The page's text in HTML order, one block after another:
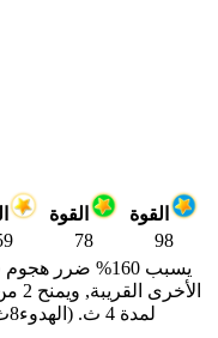
القوة
القوة
78
98
يسبب 160% ضرر
لمدة 4 ث. (الهدوء8ث. هذا البطل لديه موهبة إحياء م5)